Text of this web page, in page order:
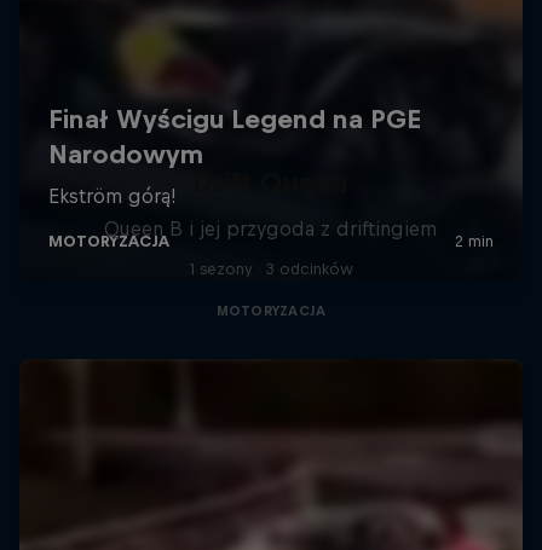
Queen B i jej przygoda z driftingiem
1 sezony · 3 odcinków
MOTORYZACJA